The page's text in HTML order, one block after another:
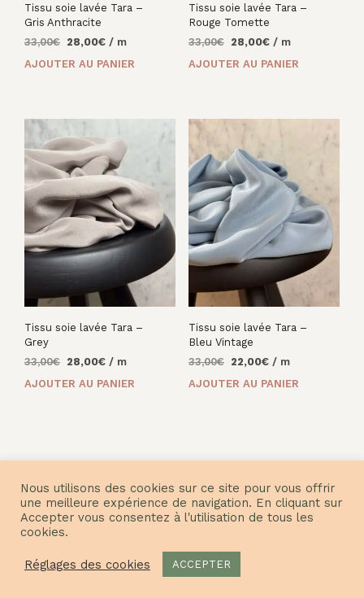
Tissu soie lavée Tara –
Gris Anthracite
33,00€ Le
initial
28,00€Le
actuel
/ m
AJOUTER AU PANIER
Tissu soie lavée Tara –
Rouge Tomette
33,00€
Le
initial
28,00€Le
actuel
/ m
AJOUTER AU PANIER
Tissu soie lavée Tara –
Grey
33,00€ Le
28,00€Le/ m
AJOUTER AU PANIER
Tissu soie lavée Tara –
Bleu Vintage
33,00€
Le
22,00€Le/ m
AJOUTER AU PANIER
Nous utilisons des cookies sur ce site pour vous offrir
une meilleure expérience de navigation. En cliquant sur
Accepter vous consentez à l'utilisation de tous les
cookies.
Réglages des cookies ACCEPTER